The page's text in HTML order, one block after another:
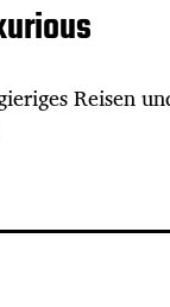
Reisen